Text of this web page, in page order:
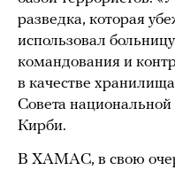
разведка, которая
использовал
командования и
в качестве
Совета
Кирби.
В ХАМАС, в свою